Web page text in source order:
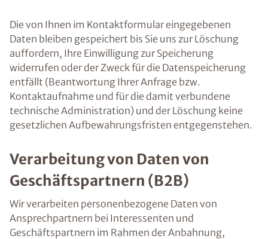
Die von Ihnen im Kontaktformular eingegebenen
Daten bleiben gespeichert bis Sie uns zur Löschung
auffordern, Ihre Einwilligung zur Speicherung
widerrufen oder der Zweck für die Datenspeicherung
entfällt (Beantwortung Ihrer Anfrage bzw.
Kontaktaufnahme und für die damit verbundene
technische Administration) und der Löschung keine
gesetzlichen Aufbewahrungsfristen entgegenstehen.
Verarbeitung von Daten von
Geschäftspartnern (B2B)
Wir verarbeiten personenbezogene Daten von
Ansprechpartnern bei Interessenten und
Geschäftspartnern im Rahmen der Anbahnung,